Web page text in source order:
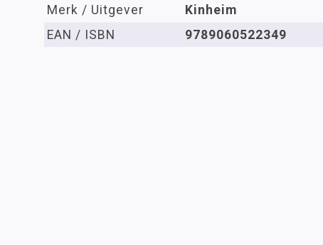
Merk / Uitgever
Kinheim
EAN / ISBN
9789060522349